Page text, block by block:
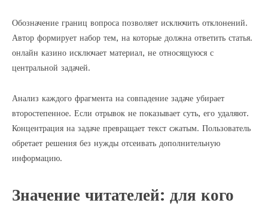
Обозначение границ вопроса позволяет исключить отклонений.
Автор формирует набор тем, на которые должна ответить статья.
онлайн казино исключает материал, не относящуюся с
центральной задачей.
Анализ каждого фрагмента на совпадение задаче убирает
второстепенное. Если отрывок не показывает суть, его удаляют.
Концентрация на задаче превращает текст сжатым. Пользователь
обретает решения без нужды отсеивать дополнительную
информацию.
Значение читателей: для кого